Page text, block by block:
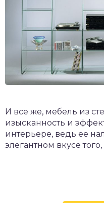
И все же, мебель из
изысканность и
интерьере, ведь ее
элегантном вкусе